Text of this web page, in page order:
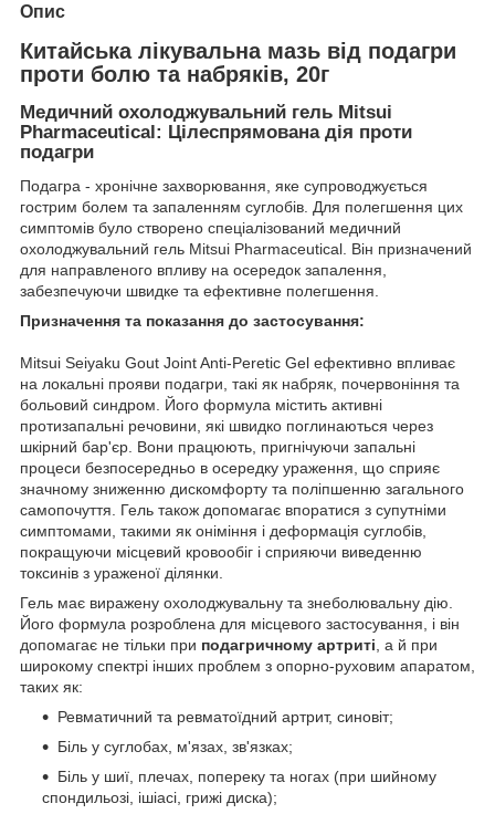
Опис
Китайська лікувальна мазь від подагри
проти болю та набряків, 20г
Медичний охолоджувальний гель Mitsui
Pharmaceutical: Цілеспрямована дія проти
подагри
Подагра - хронічне захворювання, яке супроводжується
гострим болем та запаленням суглобів. Для полегшення цих
симптомів було створено спеціалізований медичний
охолоджувальний гель Mitsui Pharmaceutical. Він призначений
для направленого впливу на осередок запалення,
забезпечуючи швидке та ефективне полегшення.
Призначення та показання до застосування:
Mitsui Seiyaku Gout Joint Anti-Peretic Gel ефективно впливає
на локальні прояви подагри, такі як набряк, почервоніння та
больовий синдром. Його формула містить активні
протизапальні речовини, які швидко поглинаються через
шкірний бар'єр. Вони працюють, пригнічуючи запальні
процеси безпосередньо в осередку ураження, що сприяє
значному зниженню дискомфорту та поліпшенню загального
самопочуття. Гель також допомагає впоратися з супутніми
симптомами, такими як оніміння і деформація суглобів,
покращуючи місцевий кровообіг і сприяючи виведенню
токсинів з ураженої ділянки.
Гель має виражену охолоджувальну та знеболювальну дію.
Його формула розроблена для місцевого застосування, і він
допомагає не тільки при подагричному артриті, а й при
широкому спектрі інших проблем з опорно-руховим апаратом,
таких як:
Ревматичний та ревматоїдний артрит, синовіт;
Біль у суглобах, м'язах, зв'язках;
Біль у шиї, плечах, попереку та ногах (при шийному
спондильозі, ішіасі, грижі диска);